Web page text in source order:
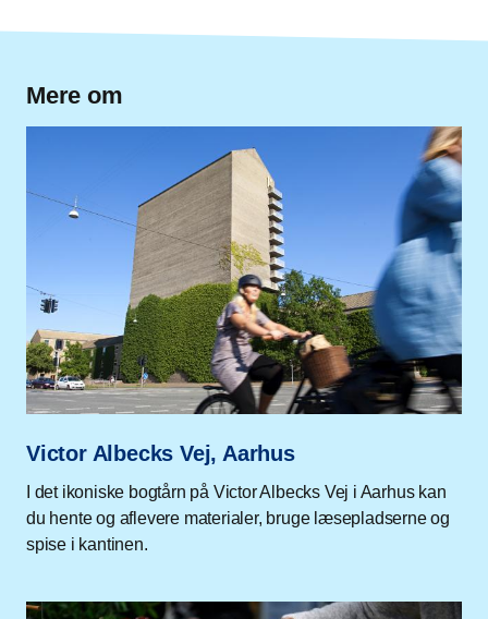
Mere om
Victor Albecks Vej, Aarhus
I det ikoniske bogtårn på Victor Albecks Vej i Aarhus kan
du hente og aflevere materialer, bruge læsepladserne og
spise i kantinen.